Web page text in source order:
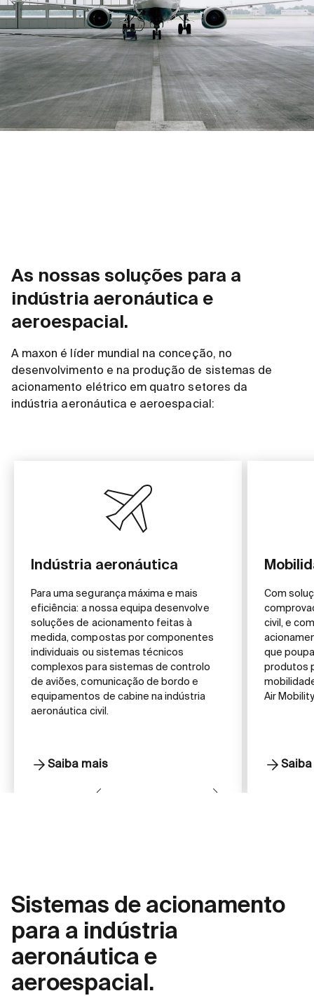
As nossas soluções para a
indústria aeronáutica e
aeroespacial.
A maxon é líder mundial na conceção, no
desenvolvimento e na produção de sistemas de
acionamento elétrico em quatro setores da
indústria aeronáutica e aeroespacial:
Indústria aeronáutica
Para uma segurança máxima e mais
eficiência: a nossa equipa desenvolve
soluções de acionamento feitas à
medida, compostas por componentes
individuais ou sistemas técnicos
complexos para sistemas de controlo
de aviões, comunicação de bordo e
equipamentos de cabine na indústria
aeronáutica civil.
Saiba mais
Com
civil, e
que
produtos
Air
Sistemas de acionamento
para a indústria
aeronáutica e
aeroespacial.